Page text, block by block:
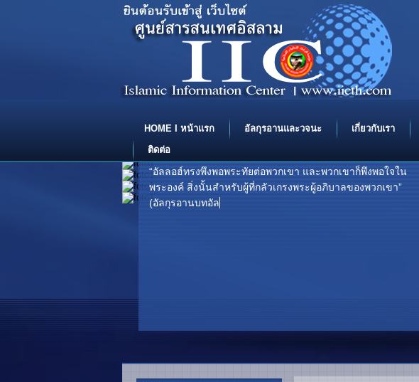
“อัลลอฮ์ทรงพึงพอพระทัยต่อพวกเขา และพวกเขาก็พึงพอใจใน
พระองค์ สิ่งนั้นสำหรับผู้ที่กลัวเกรงพระผู้อภิบาลของพวกเขา”
(อัลกุรอานบทอัลบัยยินะฮ์ โองการที่ 8) ...
HOME I หน้าแรก อัลกุรอานและวจนะ เกี่ยวกับเรา
ติดต่อ